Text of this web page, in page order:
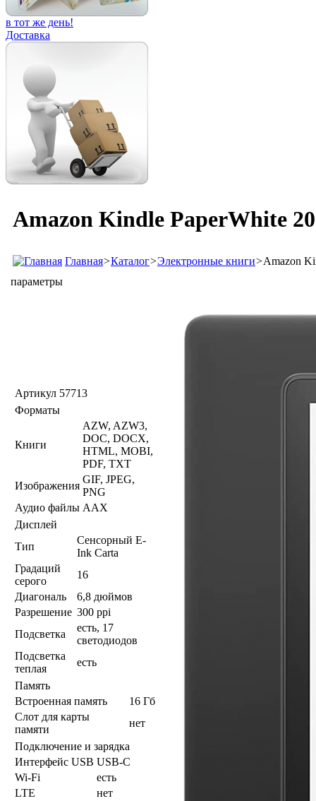
в тот же день!
Доставка
Amazon Kindle PaperWhite
Главная>Каталог>Электронные книги>Amazon
параметры
Артикул 57713
Форматы
Книги
AZW, AZW3,
DOC, DOCX,
HTML, MOBI,
PDF, TXT
Изображения
GIF, JPEG,
PNG
Аудио файлы AAX
Дисплей
Тип
Сенсорный E-
Ink Carta
Градаций
серого
16
Диагональ
6,8 дюймов
Разрешение 300 ppi
Подсветка
есть, 17
светодиодов
Подсветка
теплая
есть
Память
Встроенная память
16 Гб
Слот для карты
памяти
нет
Подключение и зарядка
Интерфейс USB USB-C
Wi-Fi
есть
LTE
нет